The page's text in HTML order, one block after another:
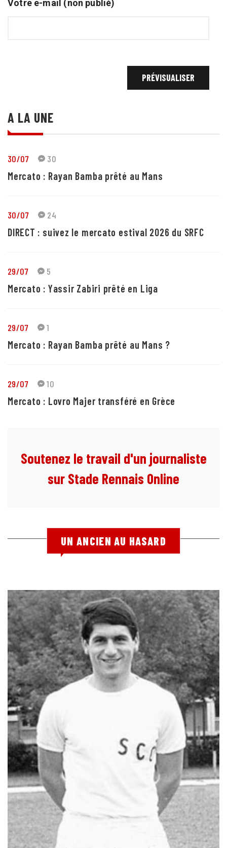
Votre e-mail (non publié)
A LA UNE
30/07 30
Mercato : Rayan Bamba prêté au Mans
30/07 24
DIRECT : suivez le mercato estival 2026 du SRFC
29/07 5
Mercato : Yassir Zabiri prêté en Liga
29/07 1
Mercato : Rayan Bamba prêté au Mans ?
29/07 10
Mercato : Lovro Majer transféré en Grèce
Soutenez le travail d'un journaliste
sur Stade Rennais Online
UN ANCIEN AU HASARD